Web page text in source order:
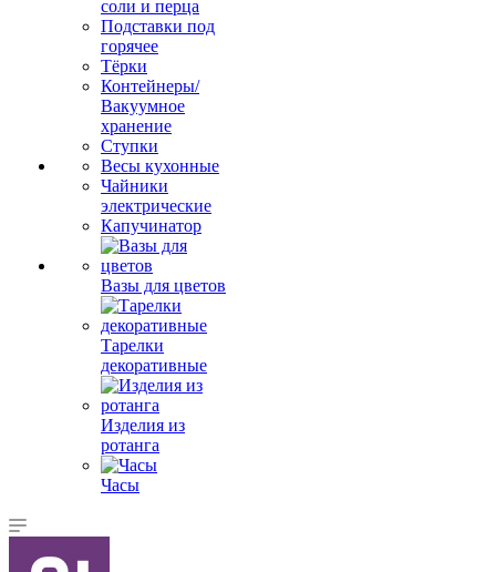
соли и перца
Подставки под
горячее
Тёрки
Контейнеры/
Вакуумное
хранение
Ступки
Весы кухонные
Чайники
электрические
Капучинатор
Вазы для цветов
Тарелки
декоративные
Изделия из
ротанга
Часы